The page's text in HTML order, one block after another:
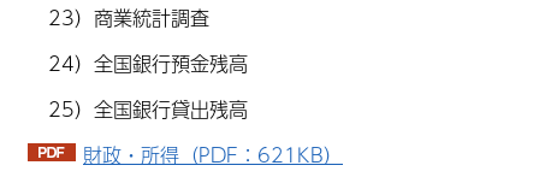
23）商業統計調査
24）全国銀行預金残高
25）全国銀行貸出残高
財政・所得（PDF：621KB）